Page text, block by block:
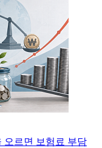
오르면 보험료 부담